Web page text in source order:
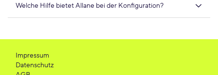
Welche Hilfe bietet Allane bei der Konfiguration?
Impressum
Datenschutz